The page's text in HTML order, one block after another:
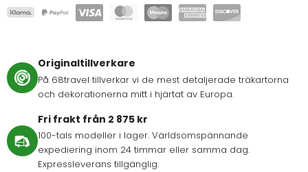
Originaltillverkare
På 68travel tillverkar vi de mest detaljerade träkartorna
och dekorationerna mitt i hjärtat av Europa.
Fri frakt från 2 875 kr
100-tals modeller i lager. Världsomspännande
expediering inom 24 timmar eller samma dag.
Expressleverans tillgänglig.